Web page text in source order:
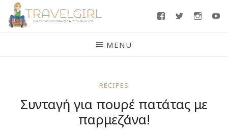
Skip
FacebookTwitter
MENU
RECIPES
Συνταγή για πουρέ πατάτας με
παρμεζάνα!